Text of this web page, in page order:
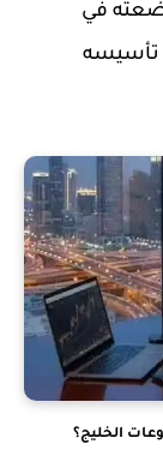
في
تأسيسه
الخليج؟